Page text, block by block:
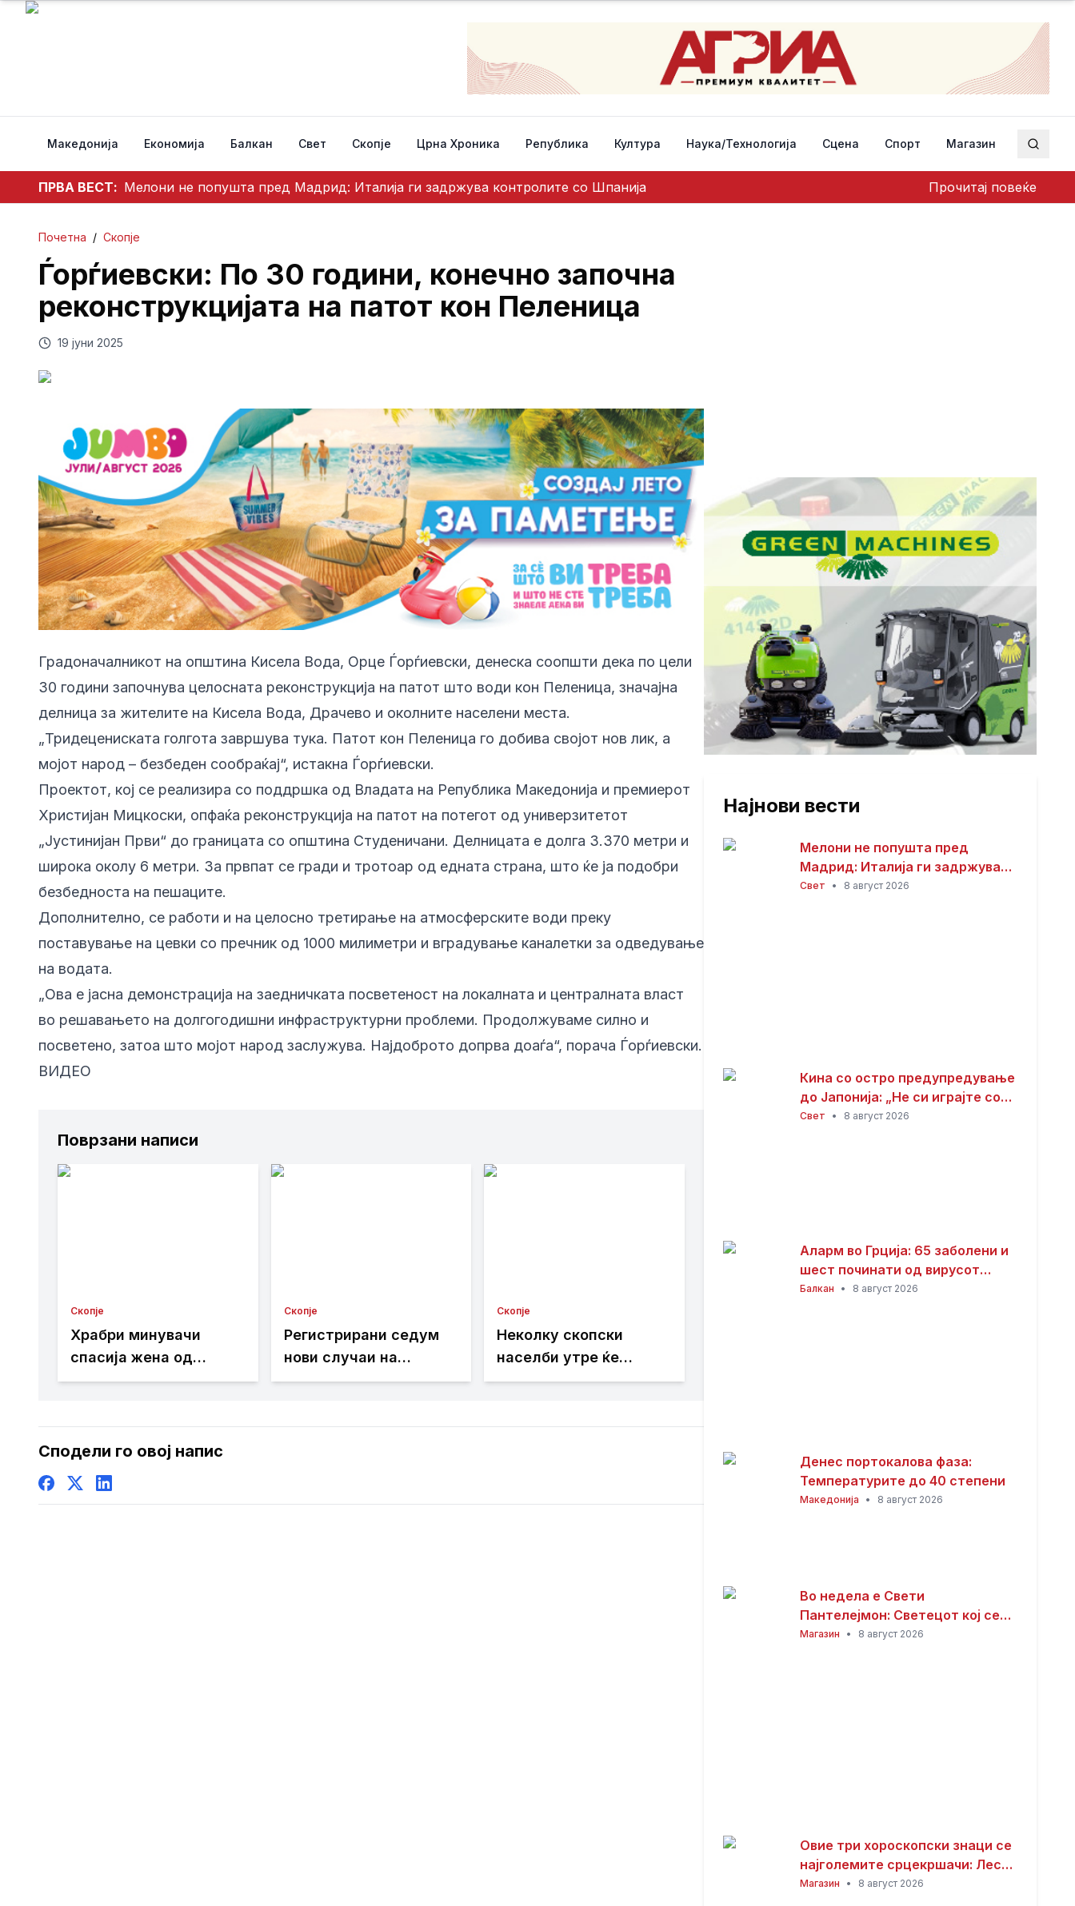
Македонија Економија Балкан Свет Скопје Црна Хроника Република Култура Наука/Технологија Сцена Спорт Магазин
ПРВА ВЕСТ: Мелони не попушта пред Мадрид: Италија ги задржува контролите со Шпанија Прочитај повеќе
Почетна / Скопје
Ѓорѓиевски: По 30 години, конечно започна
реконструкцијата на патот кон Пеленица
19 јуни 2025
Градоначалникот на општина Кисела Вода, Орце Ѓорѓиевски, денеска соопшти дека по цели
30 години започнува целосната реконструкција на патот што води кон Пеленица, значајна
делница за жителите на Кисела Вода, Драчево и околните населени места.
„Тридецениската голгота завршува тука. Патот кон Пеленица го добива својот нов лик, а
мојот народ – безбеден сообраќај“, истакна Ѓорѓиевски.
Проектот, кој се реализира со поддршка од Владата на Република Македонија и премиерот
Христијан Мицкоски, опфаќа реконструкција на патот на потегот од универзитетот
„Јустинијан Први“ до границата со општина Студеничани. Делницата е долга 3.370 метри и
широка околу 6 метри. За првпат се гради и тротоар од едната страна, што ќе ја подобри
безбедноста на пешаците.
Дополнително, се работи и на целосно третирање на атмосферските води преку
поставување на цевки со пречник од 1000 милиметри и вградување каналетки за одведување
на водата.
„Ова е јасна демонстрација на заедничката посветеност на локалната и централната власт
во решавањето на долгогодишни инфраструктурни проблеми. Продолжуваме силно и
посветено, затоа што мојот народ заслужува. Најдоброто допрва доаѓа“, порача Ѓорѓиевски.
ВИДЕО
Поврзани написи
Скопје
Храбри минувачи
спасија жена од
реката Вардар кај
Скопје
Регистрирани седум
нови случаи на
Западнонилска треска
Скопје
Неколку скопски
населби утре ќе
останат без струја
Сподели го овој напис
Најнови вести
Мелони не попушта пред
Мадрид: Италија ги задржува
контролите со Шпанија
Свет • 8 август 2026
Кина со остро предупредување
до Јапонија: „Не си играјте со
оган“
Свет • 8 август 2026
Аларм во Грција: 65 заболени и
шест починати од вирусот
Западен Нил
Балкан • 8 август 2026
Денес портокалова фаза:
Температурите до 40 степени
Македонија • 8 август 2026
Во недела е Свети
Пантелејмон: Светецот кој се
смета за заштитник на болните
Магазин • 8 август 2026
Овие три хороскопски знаци се
најголемите срцекршачи: Лесно
привлекуваат внимание, но
Магазин • 8 август 2026